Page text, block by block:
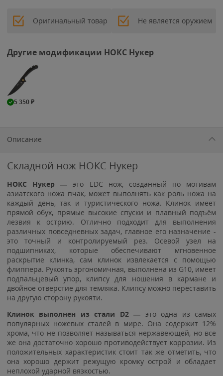
Оригинальный товар Не является оружием
Другие модификации НОКС Нукер
5 350₽
Описание
Складной нож НОКС Нукер
НОКС Нукер — это EDC нож, созданный по мотивам
азиатского ножа пчак, может выполнять как роль ножа на
каждый день, так и туристического ножа. Клинок имеет
прямой обух, прямые высокие спуски и плавный подъём
лезвия к острию. Отлично подходит для выполнения
различных повседневных задач, главное его назначение -
это точный и контролируемый рез. Осевой узел на
подшипниках, которые обеспечивают мгновенное
раскрытие клинка, сам клинок извлекается с помощью
флиппера. Рукоять эргономичная, выполнена из G10, имеет
подпальцевый упор, клипсу для ношения в кармане и
двойное отверстие для темляка. Клипсу можно переставить
на другую сторону рукояти.
Клинок выполнен из стали D2 — это одна из самых
популярных ножевых сталей в мире. Она содержит 12%
хрома, что не позволяет называться нержавеющей, но все
же она достаточно хорошо противодействует коррозии. Из
положительных характеристик стоит так же отметить, что
она хорошо держит режущую кромку острой и обладает
неплохой ударной вязкостью.